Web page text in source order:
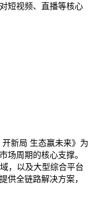
短视频、直播等核心
新局 生态赢未来》为
场周期的核心支撑。
，以及大型综合平台
供全链路解决方案，